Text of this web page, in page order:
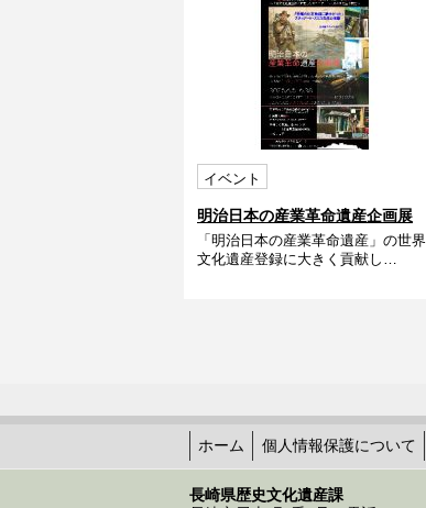
イベント
明治日本の産業革命遺産企画展
「恐竜の化石発掘に夢中だったス
チュアート・スミス先生の本棚」
「明治日本の産業革命遺産」の世界
文化遺産登録に大きく貢献し…
ホーム 個人情報保護について
長崎県歴史文化遺産課